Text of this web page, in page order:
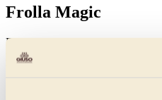
Frolla Magic
Frolla pronta all’uso senza
pasticceria classica e moderna.
temperatura positiva che negativa.